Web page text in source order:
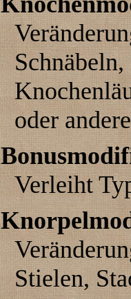
oder
Verleiht
Stielen,